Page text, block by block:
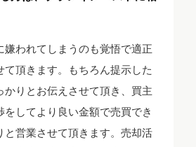
嫌われてしまうのも覚悟で適正
て頂きます。もちろん提示した
かりとお伝えさせて頂き、買主
をしてより良い金額で売買でき
と営業させて頂きます。売却活